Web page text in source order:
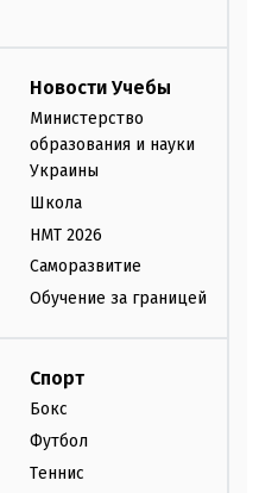
Новости Учебы
Министерство
образования и науки
Украины
Школа
НМТ 2026
Саморазвитие
Обучение за границей
Спорт
Бокс
Футбол
Теннис